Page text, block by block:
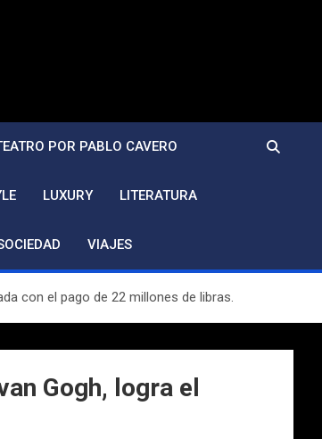
POR PABLO CAVERO
LUXURY LITERATURA
VIAJES
con el pago de 22 millones de libras.
Gogh, logra el